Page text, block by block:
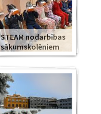
STEAM nodarbības
sākumskolēniem